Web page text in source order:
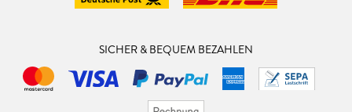
SICHER & BEQUEM BEZAHLEN